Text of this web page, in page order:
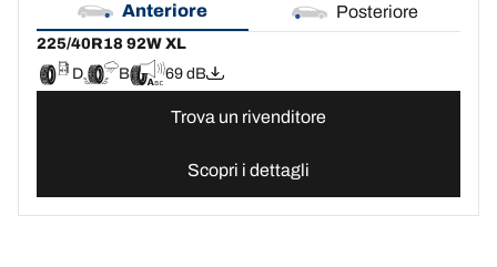
Anteriore Posteriore
225/40R18 92W XL
D
B 69 dB
Trova un rivenditore
Scopri i dettagli